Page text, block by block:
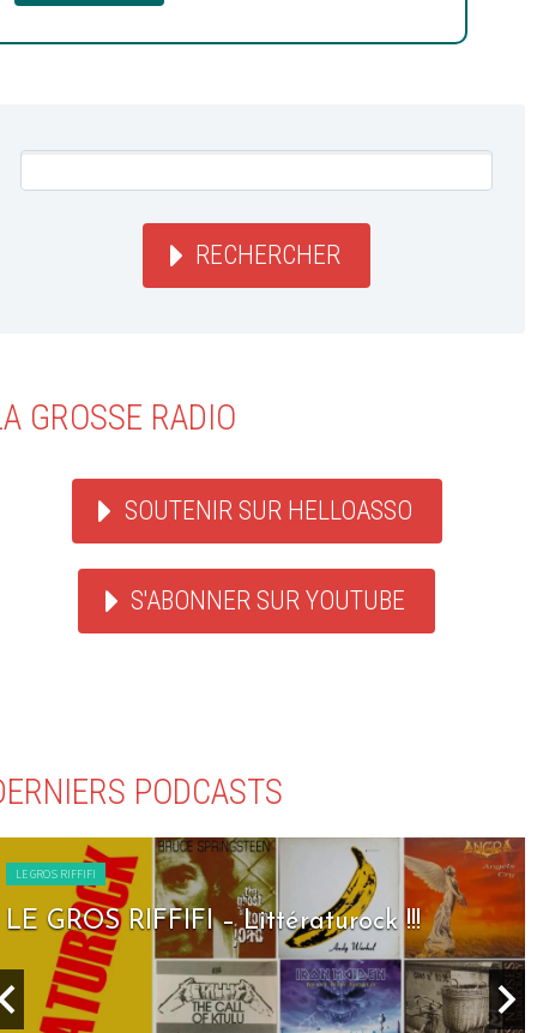
RECHERCHER
GROSSE RADIO
SOUTENIR SUR HELLOASSO
S'ABONNER SUR YOUTUBE
PODCASTS
LE GROS RIFFIFI
LE GROS RIFFIFI – Seven Days To Rock !!!